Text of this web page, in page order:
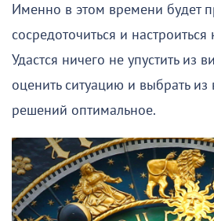
Именно в этом времени будет
сосредоточиться и
Удастся ничего не упустить из
оценить ситуацию и выбрать
решений оптимальное.